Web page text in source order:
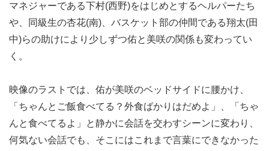
マネジャーである下村(西野)をはじめとするヘルパーたち
や、同級生の杏花(南)、バスケット部の仲間である翔太(田
中)らの助けにより少しずつ佑と美咲の関係も変わってい
く。
映像のラストでは、佑が美咲のベッドサイドに腰かけ、
「ちゃんとご飯食べてる？外食ばかりはだめよ」、「ちゃ
んと食べてるよ」と静かに会話を交わすシーンに変わり、
何気ない会話でも、そこにはこれまで言葉にできなかった